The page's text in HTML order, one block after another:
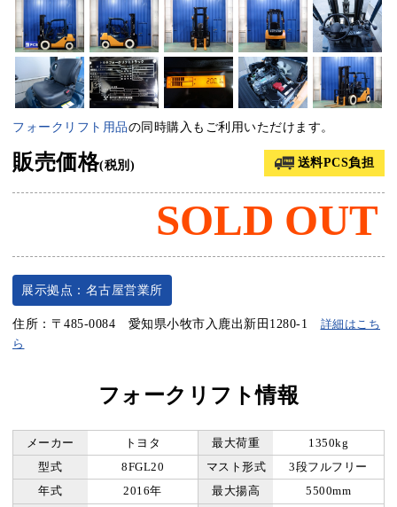
フォークリフト用品の同時購入もご利用いただけます。
展示拠点：名古屋営業所
住所：〒485-0084 愛知県小牧市入鹿出新田1280-1 詳細はこち
ら
フォークリフト情報
メーカー トヨタ 最大荷重
1350kg
型式
8FGL20 マスト形式
3段フルフリー
年式
2016年 最大揚高
5500mm
販売価格(税別) 送料PCS負担
SOLD OUT